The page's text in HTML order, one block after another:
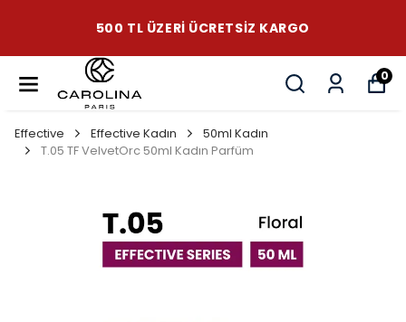
500 TL ÜZERI ÜCRETSIZ KARGO
0
Effective Effective Kadın
50ml Kadın
T.05 TF VelvetOrc 50ml Kadın Parfüm